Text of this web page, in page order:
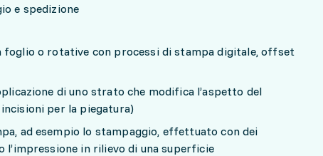
e spedizione
foglio o rotative con processi di stampa digitale, offset
di uno strato che modifica l’aspetto del
per la piegatura)
ad esempio lo stampaggio, effettuato con dei
l’impressione in rilievo di una superficie